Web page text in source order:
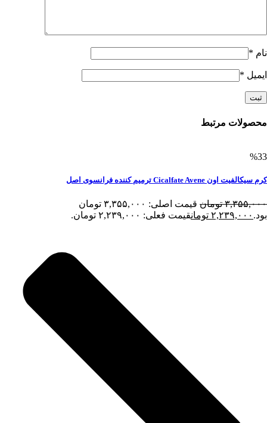
نام *
ایمیل *
محصولات مرتبط
%33
کرم سیکالفیت اون Cicalfate Avene ترمیم کننده فرانسوی اصل
۳,۳۵۵,۰۰۰ تومان
قیمت اصلی: ۳,۳۵۵,۰۰۰ تومان
بود. ۲,۲۳۹,۰۰۰ تومانقیمت فعلی: ۲,۲۳۹,۰۰۰ تومان.